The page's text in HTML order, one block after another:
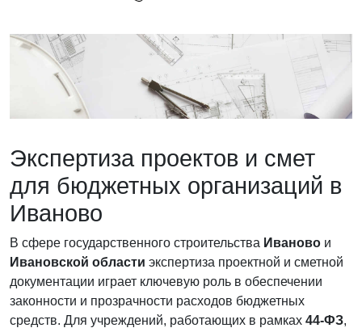
Экспертиза проектов и смет
для бюджетных организаций в
Иваново
В сфере государственного строительства Иваново и
Ивановской области экспертиза проектной и сметной
документации играет ключевую роль в обеспечении
законности и прозрачности расходов бюджетных
средств. Для учреждений, работающих в рамках 44-ФЗ,